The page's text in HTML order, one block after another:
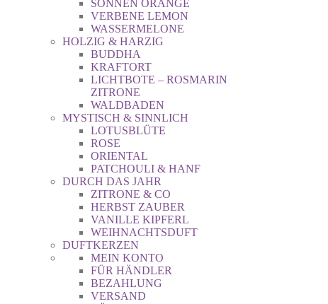
SONNEN ORANGE
VERBENE LEMON
WASSERMELONE
HOLZIG & HARZIG
BUDDHA
KRAFTORT
LICHTBOTE – ROSMARIN
ZITRONE
WALDBADEN
MYSTISCH & SINNLICH
LOTUSBLÜTE
ROSE
ORIENTAL
PATCHOULI & HANF
DURCH DAS JAHR
ZITRONE & CO
HERBST ZAUBER
VANILLE KIPFERL
WEIHNACHTSDUFT
DUFTKERZEN
MEIN KONTO
FÜR HÄNDLER
BEZAHLUNG
VERSAND